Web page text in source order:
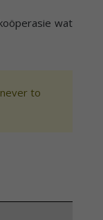
wat
to